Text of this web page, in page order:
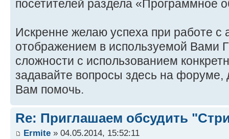
посетителей раздела «Программное
Искренне желаю успеха при работе с
отображением в используемой Вами
сложности с использованием
задавайте вопросы здесь на
Вам помочь.
Re: Приглашаем обсудить
Ermite » 04.05.2014, 15:52:11